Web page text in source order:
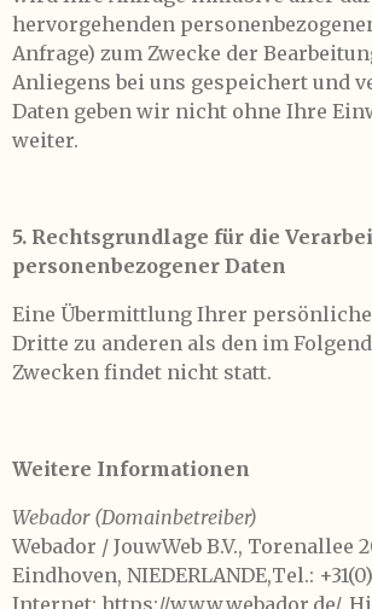
hervorgehenden
Anfrage) zum Zwecke der
Anliegens bei uns gespeichert und
Daten geben wir nicht ohne Ihre
weiter.
5. Rechtsgrundlage für die
personenbezogener Daten
Eine Übermittlung Ihrer
Dritte zu anderen als den im
Zwecken findet nicht statt.
Weitere Informationen
Webador (Domainbetreiber)
Webador / JouwWeb B.V., Torenallee
Eindhoven, NIEDERLANDE,Tel.:
Internet: https://www.webador.de/.